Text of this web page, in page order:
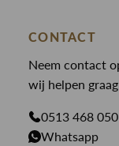
Paul en Shark
Genti
PME Legend
Blouses
Broeken
Gilets
Jassen
Jeans
Broeken
Colberts
Giftcards
Jassen
CONTACT
Neem contact
wij helpen
0513 468 050
Whatsapp